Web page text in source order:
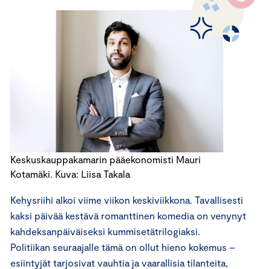
Keskuskauppakamarin pääekonomisti Mauri
Kotamäki. Kuva: Liisa Takala
Kehysriihi alkoi viime viikon keskiviikkona. Tavallisesti
kaksi päivää kestävä romanttinen komedia on venynyt
kahdeksanpäiväiseksi kummisetätrilogiaksi.
Politiikan seuraajalle tämä on ollut hieno kokemus –
esiintyjät tarjosivat vauhtia ja vaarallisia tilanteita,